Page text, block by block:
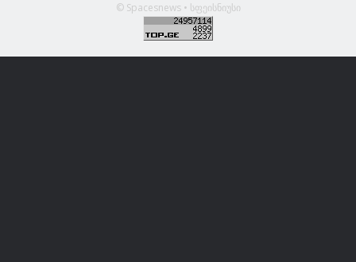
© Spacesnews • სფეისნიუსი